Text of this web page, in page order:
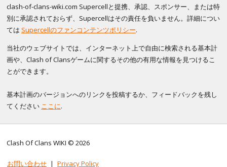
clash-of-clans-wiki.com Supercellと提携、承認、スポンサー、または特
別に承認されておらず、Supercellはその責任を負いません。詳細につい
ては Supercellのファンコンテンツポリシー.
当社のウェブサイトでは、インターネット上で自由に検索される基本計
画や、Clash of Clansゲームに関するその他の有用な情報を見つけるこ
とができます。
基本計画のバージョンへのリンクを投稿するか、フィードバックを残し
てください ここに.
Clash Of Clans WIKI © 2026
お問い合わせ | Privacy Policy